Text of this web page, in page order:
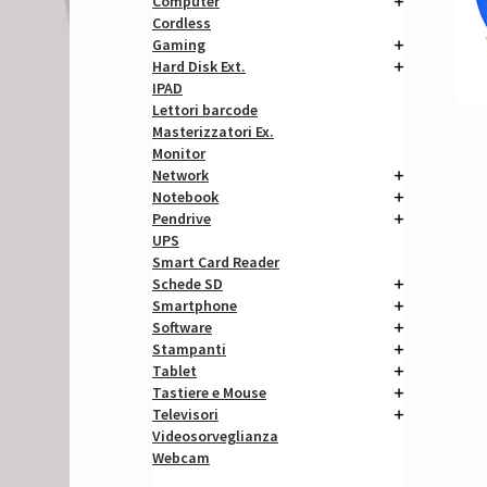
Cordless
Gaming
Hard Disk Ext.
IPAD
Lettori barcode
Masterizzatori Ex.
Monitor
Network
Notebook
Pendrive
UPS
Smart Card Reader
Schede SD
Smartphone
Software
Stampanti
Tablet
Tastiere e Mouse
Televisori
Videosorveglianza
Webcam